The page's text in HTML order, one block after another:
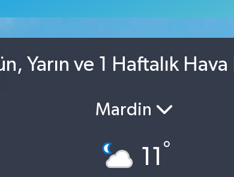
Yarın ve 1 Haftalık
Mardin
11 °